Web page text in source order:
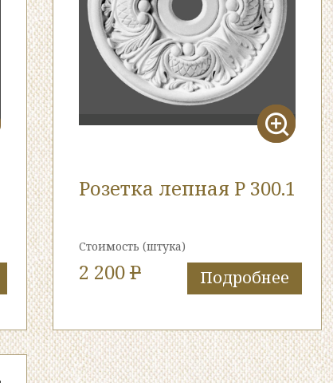
Розетка лепная Р 300.1
Стоимость (штука)
2 200P Подробнее